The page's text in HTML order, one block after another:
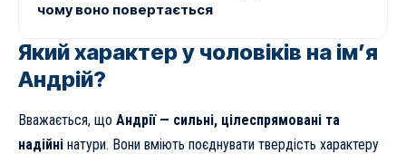
чому воно повертається
Який характер у чоловіків на ім’я
Андрій?
Вважається, що Андрії — сильні, цілеспрямовані та
надійні натури. Вони вміють поєднувати твердість характеру